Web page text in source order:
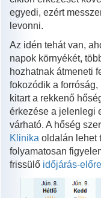
egyedi, ezért
levonni.
Az idén tehát van,
napok környékét,
hozhatnak átmeneti
fokozódik a
kitart a rekkenő
érkezése a jelenlegi
várható. A hőség
Klinika oldalán lehet
folyamatosan
frissülő időjárás-